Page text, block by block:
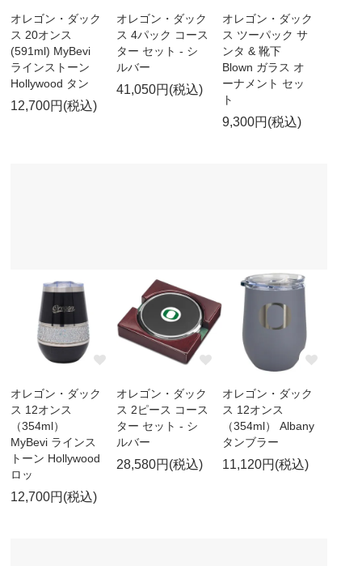
オレゴン・ダック
ス 20オンス
(591ml) MyBevi
ラインストーン
Hollywood タン
12,700円(税込)
オレゴン・ダック
ス 4パック コース
ター セット - シ
ルバー
41,050円(税込)
オレゴン・ダック
ス ツーパック サ
ンタ & 靴下
Blown ガラス オ
ーナメント セッ
ト
9,300円(税込)
オレゴン・ダック
ス 12オンス
（354ml）
MyBevi ラインス
トーン Hollywood
ロッ
12,700円(税込)
オレゴン・ダック
ス 2ピース コース
ター セット - シ
ルバー
28,580円(税込)
オレゴン・ダック
ス 12オンス
（354ml） Albany
タンブラー
11,120円(税込)